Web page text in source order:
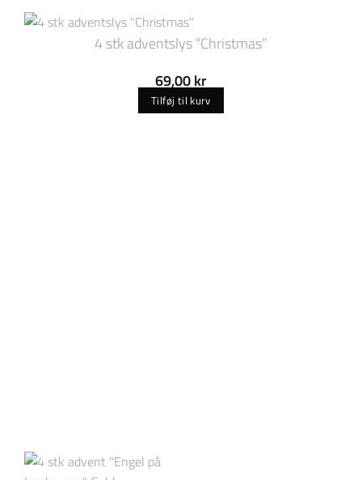
4 stk adventslys “Christmas”
69,00kr
Tilføj til kurv